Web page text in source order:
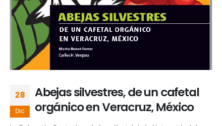
28
Dic
Abejas silvestres, de un cafetal
orgánico en Veracruz, México